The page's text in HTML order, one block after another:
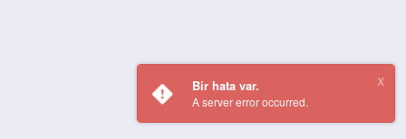
Bir hata var.
A server error occurred.